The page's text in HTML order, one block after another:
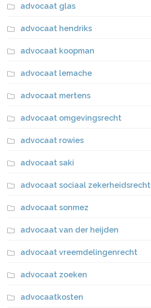
advocaat glas
advocaat hendriks
advocaat koopman
advocaat lemache
advocaat mertens
advocaat omgevingsrecht
advocaat rowies
advocaat saki
advocaat sociaal zekerheidsrecht
advocaat sonmez
advocaat van der heijden
advocaat vreemdelingenrecht
advocaat zoeken
advocaatkosten